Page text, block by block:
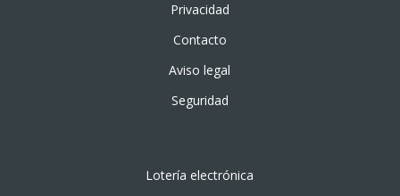
Privacidad
Contacto
Aviso legal
Seguridad
Lotería electrónica